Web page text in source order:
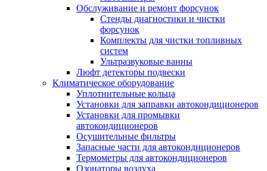
Обслуживание и ремонт форсунок
Стенды диагностики и чистки
форсунок
Комплекты для чистки топливных
систем
Ультразвуковые ванны
Люфт детекторы подвески
Климатическое оборудование
Уплотнительные кольца
Установки для заправки автокондиционеров
Установки для промывки
автокондиционеров
Осушительные фильтры
Запасные части для автокондиционеров
Термометры для автокондиционеров
Озонаторы воздуха